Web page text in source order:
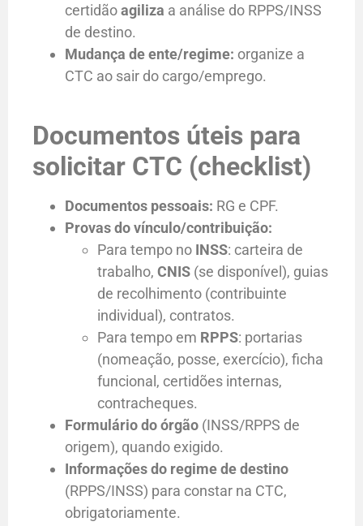
certidãoagiliza a análise do RPPS/INSS
de destino.
Mudança de ente/regime: organize a
CTC ao sair do cargo/emprego.
Documentos úteis para
solicitar CTC (checklist)
Documentos pessoais: RG e CPF.
Provas do vínculo/contribuição:
Para tempo no INSS: carteira de
trabalho, CNIS (se disponível), guias
de recolhimento (contribuinte
individual), contratos.
Para tempo em RPPS: portarias
(nomeação, posse, exercício), ficha
funcional, certidões internas,
contracheques.
Formulário do órgão (INSS/RPPS de
origem), quando exigido.
Informações do regime de destino
(RPPS/INSS) para constar na CTC,
obrigatoriamente.